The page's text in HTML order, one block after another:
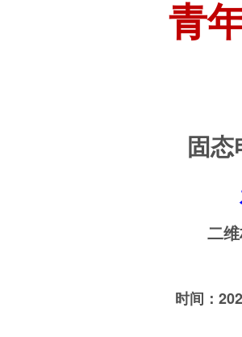
青
固
二
时间：